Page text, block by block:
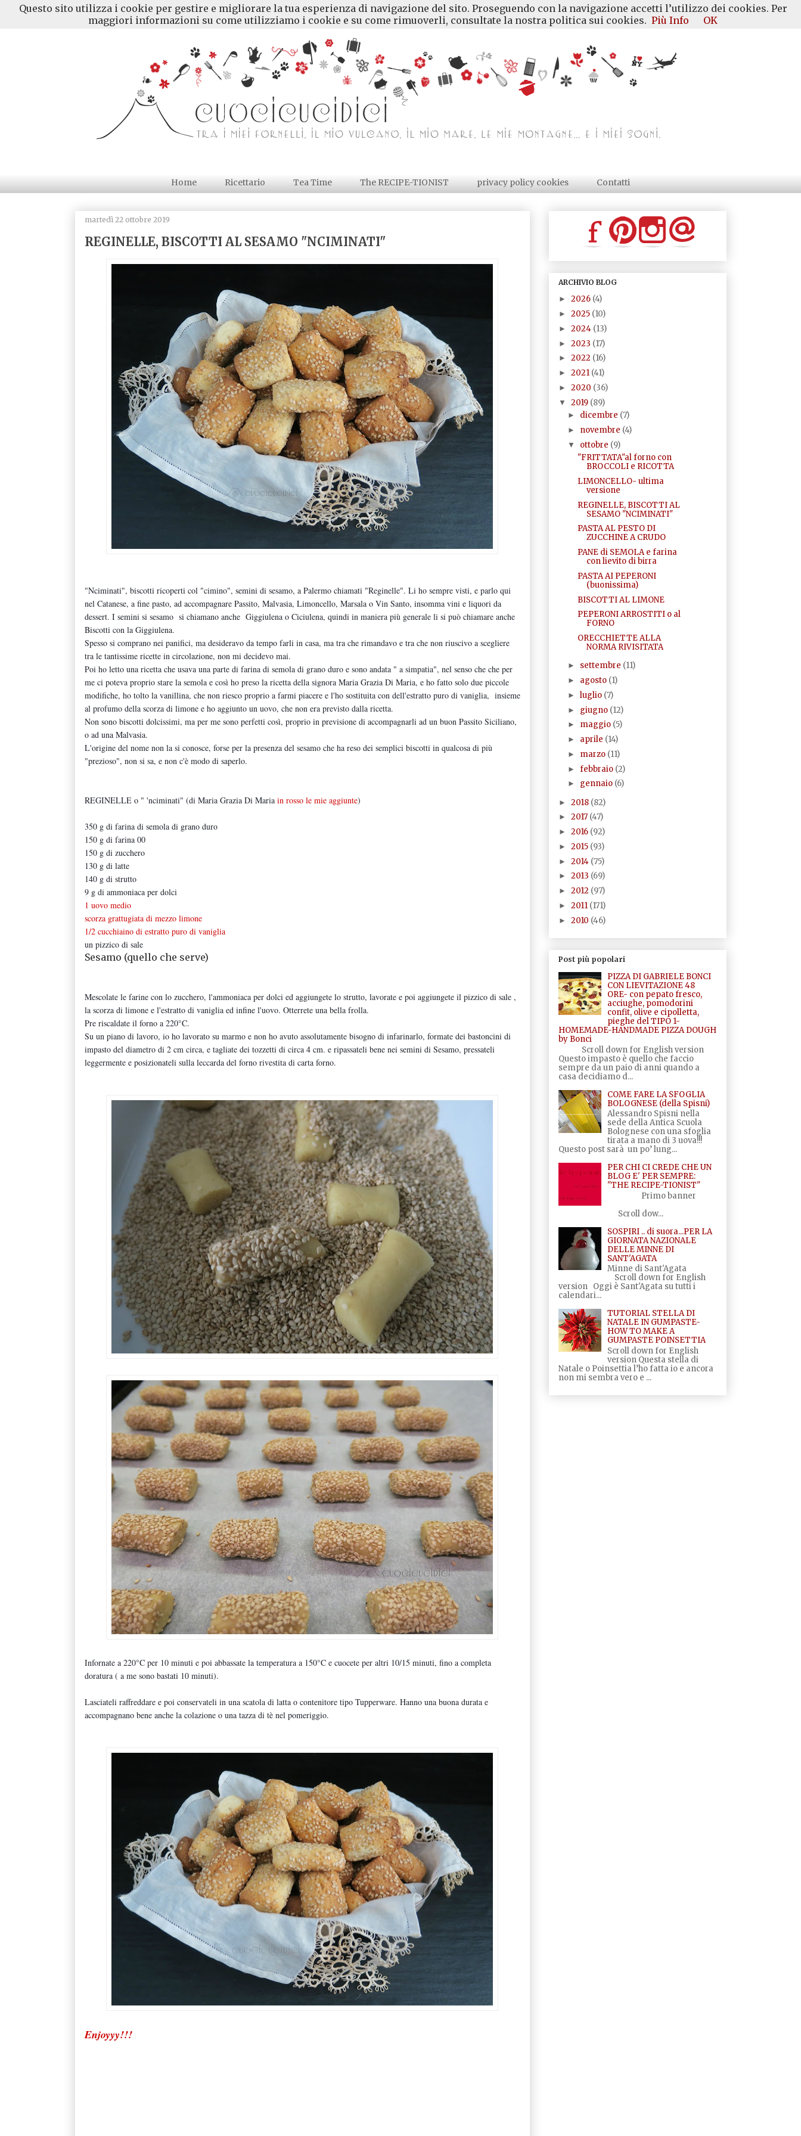
Home Ricettario Tea Time The RECIPE-TIONIST privacy policy cookies Contatti
martedì 22 ottobre 2019
REGINELLE, BISCOTTI AL SESAMO "NCIMINATI"
"Nciminati", biscotti ricoperti col "cimino", semini di sesamo, a Palermo chiamati "Reginelle". Li ho sempre visti, e parlo qui
nel Catanese, a fine pasto, ad accompagnare Passito, Malvasia, Limoncello, Marsala o Vin Santo, insomma vini e liquori da
dessert. I semini si sesamo si chiamano anche Giggiulena o Ciciulena, quindi in maniera più generale li si può chiamare anche
Biscotti con la Giggiulena.
Spesso si comprano nei panifici, ma desideravo da tempo farli in casa, ma tra che rimandavo e tra che non riuscivo a scegliere
tra le tantissime ricette in circolazione, non mi decidevo mai.
Poi ho letto una ricetta che usava una parte di farina di semola di grano duro e sono andata " a simpatia", nel senso che che per
me ci poteva proprio stare la semola e così ho preso la ricetta della signora Maria Grazia Di Maria, e ho fatto solo due piccole
modifiche, ho tolto la vanillina, che non riesco proprio a farmi piacere e l'ho sostituita con dell'estratto puro di vaniglia, insieme
al profumo della scorza di limone e ho aggiunto un uovo, che non era previsto dalla ricetta.
Non sono biscotti dolcissimi, ma per me sono perfetti così, proprio in previsione di accompagnarli ad un buon Passito Siciliano,
o ad una Malvasia.
L'origine del nome non la si conosce, forse per la presenza del sesamo che ha reso dei semplici biscotti in qualcosa di più
"prezioso", non si sa, e non c'è modo di saperlo.
REGINELLE o " 'nciminati" (di Maria Grazia Di Maria in rosso le mie aggiunte)
350 g di farina di semola di grano duro
150 g di farina 00
150 g di zucchero
130 g di latte
140 g di strutto
9 g di ammoniaca per dolci
1 uovo medio
scorza grattugiata di mezzo limone
1/2 cucchiaino di estratto puro di vaniglia
un pizzico di sale
Sesamo (quello che serve)
Mescolate le farine con lo zucchero, l'ammoniaca per dolci ed aggiungete lo strutto, lavorate e poi aggiungete il pizzico di sale ,
la scorza di limone e l'estratto di vaniglia ed infine l'uovo. Otterrete una bella frolla.
Pre riscaldate il forno a 220°C.
Su un piano di lavoro, io ho lavorato su marmo e non ho avuto assolutamente bisogno di infarinarlo, formate dei bastoncini di
impasto del diametro di 2 cm circa, e tagliate dei tozzetti di circa 4 cm. e ripassateli bene nei semini di Sesamo, pressateli
leggermente e posizionateli sulla leccarda del forno rivestita di carta forno.
Infornate a 220°C per 10 minuti e poi abbassate la temperatura a 150°C e cuocete per altri 10/15 minuti, fino a completa
doratura ( a me sono bastati 10 minuti).
Lasciateli raffreddare e poi conservateli in una scatola di latta o contenitore tipo Tupperware. Hanno una buona durata e
accompagnano bene anche la colazione o una tazza di tè nel pomeriggio.
Enjoyyy!!!
ARCHIVIO BLOG
► 2026 (4)
► 2025 (10)
► 2024 (13)
► 2023 (17)
► 2022 (16)
► 2021 (41)
► 2020 (36)
▼ 2019 (89)
► dicembre (7)
► novembre (4)
▼ ottobre (9)
"FRITTATA"al forno con
BROCCOLI e RICOTTA
LIMONCELLO- ultima
versione
REGINELLE, BISCOTTI AL
SESAMO "NCIMINATI"
PASTA AL PESTO DI
ZUCCHINE A CRUDO
PANE di SEMOLA e farina
con lievito di birra
PASTA AI PEPERONI
(buonissima)
BISCOTTI AL LIMONE
PEPERONI ARROSTITI o al
FORNO
ORECCHIETTE ALLA
NORMA RIVISITATA
► settembre (11)
► agosto (1)
► luglio (7)
► giugno (12)
► maggio (5)
► aprile (14)
► marzo (11)
►febbraio (2)
► gennaio (6)
► 2018 (82)
► 2017 (47)
► 2016 (92)
► 2015 (93)
► 2014 (75)
► 2013 (69)
► 2012 (97)
► 2011 (171)
► 2010 (46)
Post più popolari
PIZZA DI GABRIELE BONCI
CON LIEVITAZIONE 48
ORE- con pepato fresco,
acciughe, pomodorini
confit, olive e cipolletta,
pieghe del TIPO 1-
HOMEMADE-HANDMADE PIZZA DOUGH
by Bonci
Scroll down for English version
Questo impasto è quello che faccio
sempre da un paio di anni quando a
casa decidiamo d...
COME FARE LA SFOGLIA
BOLOGNESE (della Spisni)
Alessandro Spisni nella
sede della Antica Scuola
Bolognese con una sfoglia
tirata a mano di 3 uova!!!
Questo post sarà un po’ lung...
PER CHI CI CREDE CHE UN
BLOG E' PER SEMPRE:
"THE RECIPE-TIONIST"
Primo banner
Scroll dow...
SOSPIRI .. di suora...PER LA
GIORNATA NAZIONALE
DELLE MINNE DI
SANT'AGATA
Minne di Sant'Agata
Scroll down for English
version Oggi è Sant'Agata su tutti i
calendari...
TUTORIAL STELLA DI
NATALE IN GUMPASTE-
HOW TO MAKE A
GUMPASTE POINSETTIA
Scroll down for English
version Questa stella di
Natale o Poinsettia l’ho fatta io e ancora
non mi sembra vero e ...
Questo sito utilizza i cookie per gestire e migliorare la tua esperienza di navigazione del sito. Proseguendo con la navigazione accetti l’utilizzo dei cookies. Per
maggiori informazioni su come utilizziamo i cookie e su come rimuoverli, consultate la nostra politica sui cookies. Più Info OK